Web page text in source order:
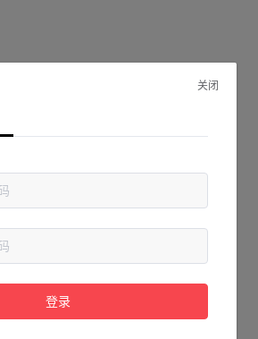
正确，或点击下面的按钮返回首页。
关闭
登录